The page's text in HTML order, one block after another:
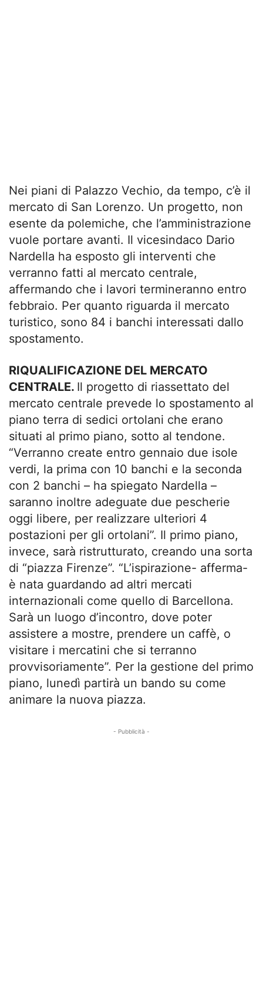
Nei piani di Palazzo Vechio, da tempo, c’è il
mercato di San Lorenzo. Un progetto, non
esente da polemiche, che l’amministrazione
vuole portare avanti. Il vicesindaco Dario
Nardella ha esposto gli interventi che
verranno fatti al mercato centrale,
affermando che i lavori termineranno entro
febbraio. Per quanto riguarda il mercato
turistico, sono 84 i banchi interessati dallo
spostamento.
RIQUALIFICAZIONE DEL MERCATO
CENTRALE. Il progetto di riassettato del
mercato centrale prevede lo spostamento al
piano terra di sedici ortolani che erano
situati al primo piano, sotto al tendone.
“Verranno create entro gennaio due isole
verdi, la prima con 10 banchi e la seconda
con 2 banchi – ha spiegato Nardella –
saranno inoltre adeguate due pescherie
oggi libere, per realizzare ulteriori 4
postazioni per gli ortolani”. Il primo piano,
invece, sarà ristrutturato, creando una sorta
di “piazza Firenze”. “L’ispirazione- afferma-
è nata guardando ad altri mercati
internazionali come quello di Barcellona.
Sarà un luogo d’incontro, dove poter
assistere a mostre, prendere un caffè, o
visitare i mercatini che si terranno
provvisoriamente”. Per la gestione del primo
piano, lunedì partirà un bando su come
animare la nuova piazza.
- Pubblicità -